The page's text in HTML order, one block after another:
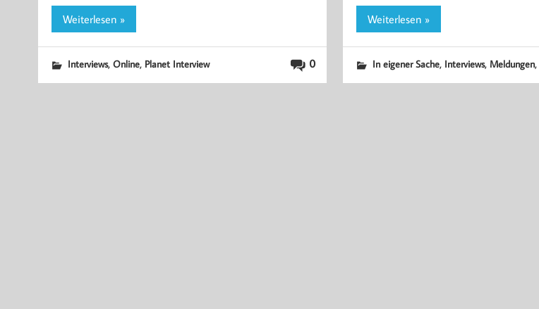
Weiterlesen »
0
Interviews, Online, Planet Interview
Weiterlesen »
In eigener Sache, Interviews, Meldungen,